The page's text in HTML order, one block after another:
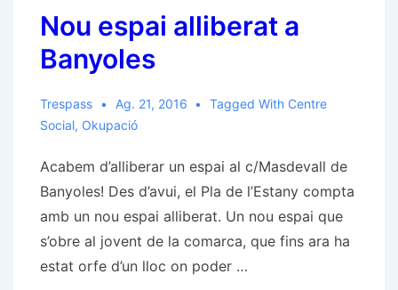
Nou espai alliberat a
Banyoles
Trespass Ag. 21, 2016 Tagged With Centre
Social, Okupació
Acabem d’alliberar un espai al c/Masdevall de
Banyoles! Des d’avui, el Pla de l’Estany compta
amb un nou espai alliberat. Un nou espai que
s’obre al jovent de la comarca, que fins ara ha
estat orfe d’un lloc on poder …